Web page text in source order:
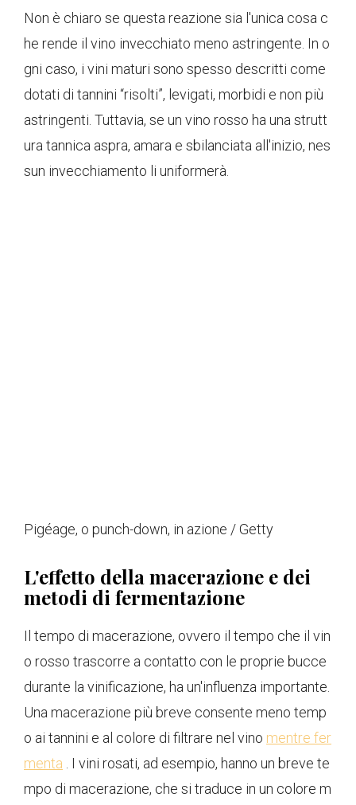
Non è chiaro se questa reazione sia l'unica cosa c
he rende il vino invecchiato meno astringente. In o
gni caso, i vini maturi sono spesso descritti come
dotati di tannini “risolti”, levigati, morbidi e non più
astringenti. Tuttavia, se un vino rosso ha una strutt
ura tannica aspra, amara e sbilanciata all'inizio, nes
sun invecchiamento li uniformerà.
Pigéage, o punch-down, in azione / Getty
L'effetto della macerazione e dei
metodi di fermentazione
Il tempo di macerazione, ovvero il tempo che il vin
o rosso trascorre a contatto con le proprie bucce
durante la vinificazione, ha un'influenza importante.
Una macerazione più breve consente meno temp
o ai tannini e al colore di filtrare nel vino mentre fer
menta . I vini rosati, ad esempio, hanno un breve te
mpo di macerazione, che si traduce in un colore m